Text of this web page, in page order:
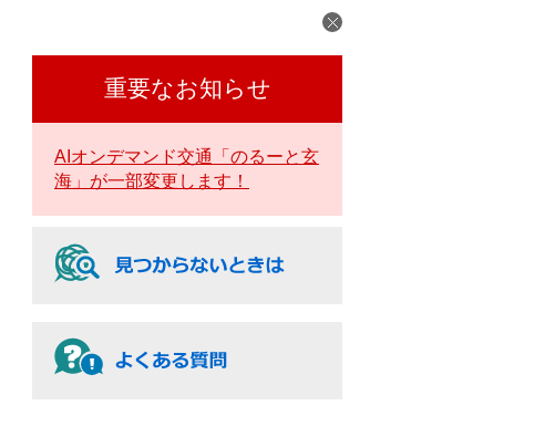
重要なお知らせ
AIオンデマンド交通「のるーと玄
海」が一部変更します！